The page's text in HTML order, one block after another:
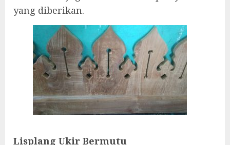
yang diberikan.
Lisplang Ukir Bermutu